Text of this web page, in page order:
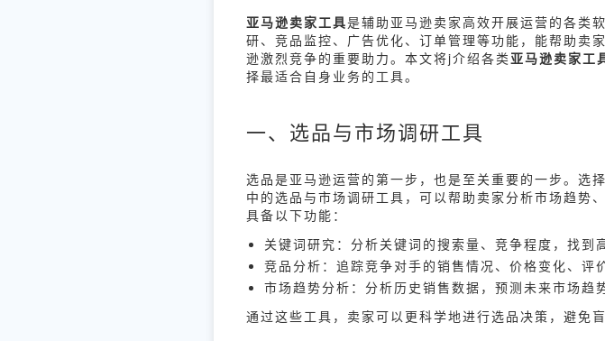
亚马逊卖家工具是辅助亚马逊卖家高效开展运营的各类
研、竞品监控、广告优化、订单管理等功能，能帮助卖
逊激烈竞争的重要助力。本文将j介绍各类亚马逊卖家工
择最适合自身业务的工具。
一、选品与市场调研工具
选品是亚马逊运营的第一步，也是至关重要的一步。选
中的选品与市场调研工具，可以帮助卖家分析市场趋势
具备以下功能：
关键词研究：分析关键词的搜索量、竞争程度，找到
竞品分析：追踪竞争对手的销售情况、价格变化、评
市场趋势分析：分析历史销售数据，预测未来市场趋
通过这些工具，卖家可以更科学地进行选品决策，避免